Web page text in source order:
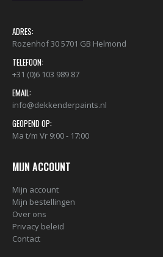
ADRES:
Rozenhof 30 5701 GB Helmond
TELEFOON:
+31 (0)6 103 989 87
EMAIL:
info@dekkenderpaints.nl
GEOPEND OP:
Ma t/m Vr 9:00 - 17:00
MIJN ACCOUNT
Mijn account
Mijn bestellingen
Over ons
Privacy beleid
Contact